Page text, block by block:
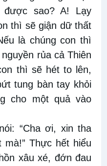
được sao? A! Lạy
thì sẽ giận dữ thất
là chúng con thì
rủa cả Thiên
thì sẽ hét to lên,
tung bàn tay khỏi
cho một quả vào
“Cha ơi, xin tha
Thực hết hiểu
xâu xé, đớn đau